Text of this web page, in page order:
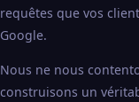
requêtes que vos
Google.
Nous ne nous
construisons un